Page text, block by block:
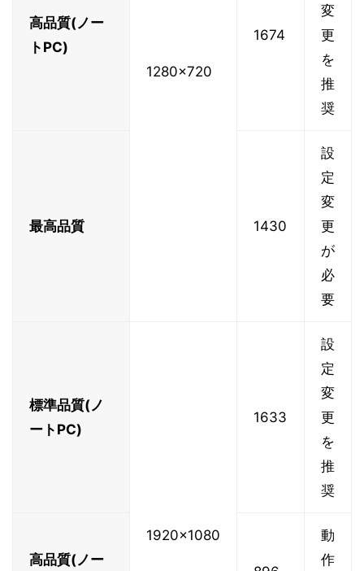
1280x720
高品質(ノー
トPC)
1674
変
更
を
推
奨
最高品質 1430
設
定
変
更
が
必
要
標準品質(ノ
ートPC)
1920x1080
1633
設
定
変
更
を
推
奨
高品質(ノー
動
作